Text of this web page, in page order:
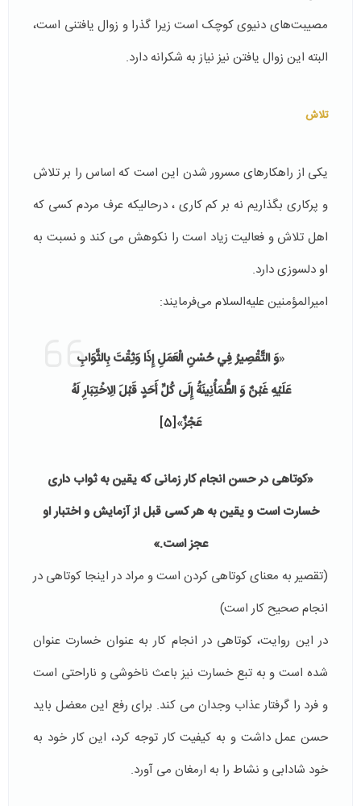
مصیبت‌های دنیوی کوچک است زیرا گذرا و زوال یافتنی است،
البته این زوال یافتن نیز نیاز به شکرانه دارد.
تلاش
یکی از راهکارهای مسرور شدن این است که اساس را بر تلاش
و پرکاری بگذاریم نه بر کم کاری ، درحالیکه عرف مردم کسی که
اهل تلاش و فعالیت زیاد است را نکوهش می کند و نسبت به
او دلسوزی دارد.
امیر‌المؤمنین علیه‌السلام می‌فرمایند:
«وَ التَّقْصِيرُ فِي حُسْنِ الْعَمَلِ إِذَا وَثِقْتَ بِالثَّوَابِ
عَلَيْهِ غَبْنٌ وَ الطُّمَأْنِينَةُ إِلَى كُلِّ أَحَدٍ قَبْلَ الِاخْتِبَارِ لَهُ
عَجْزٌ»
[5]
«کوتاهی در حسن انجام کار زمانی که یقین به ثواب داری
خسارت است و یقین به هر کسی قبل از آزمایش و اختبار او
عجز است.»
(تقصیر به معنای کوتاهی کردن است و مراد در اینجا کوتاهی در
انجام صحیح کار است)
در این روایت، کوتاهی در انجام کار به عنوان خسارت عنوان
شده است و به تبع خسارت نیز باعث ناخوشی و ناراحتی است
و فرد را گرفتار عذاب وجدان می کند. برای رفع این معضل باید
حسن عمل داشت و به کیفیت کار توجه کرد، این کار خود به
خود شادابی و نشاط را به ارمغان می آورد.